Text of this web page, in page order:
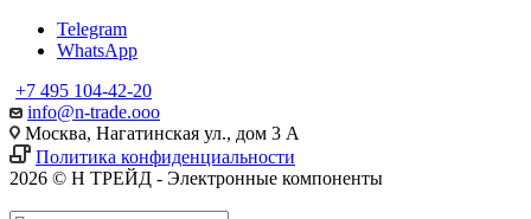
Telegram
WhatsApp
+7 495 104-42-20
info@n-trade.ooo
Москва, Нагатинская ул., дом 3 А
Политика конфиденциальности
2026 © Н ТРЕЙД - Электронные компоненты